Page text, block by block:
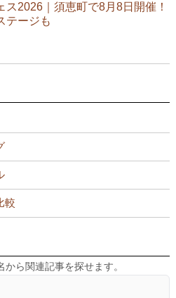
ス2026｜須恵町で8月8日開催！
テージも
較
ら関連記事を探せます。